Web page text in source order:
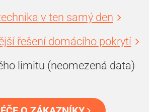
v ten samý den
řešení domácího pokrytí
limitu (neomezená data)